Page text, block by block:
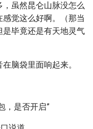
虽然昆仑山脉没怎么
觉这么好啊。（那当
毕竟还是有天地灵气
脑袋里面响起来。
，是否开启”